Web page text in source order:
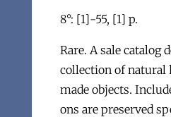
8°: [1]-55, [1] p.
Rare. A sale catalog
collection of natural
made objects.
ons are preserved